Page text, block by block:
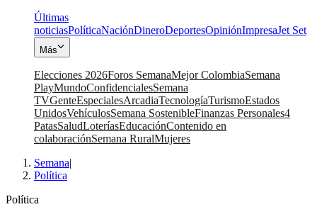
Últimas
noticiasPolíticaNaciónDineroDeportesOpiniónImpresaJet Set
Más
Elecciones 2026Foros SemanaMejor ColombiaSemana
PlayMundoConfidencialesSemana
TVGenteEspecialesArcadiaTecnologíaTurismoEstados
UnidosVehículosSemana SostenibleFinanzas Personales4
PatasSaludLoteríasEducaciónContenido en
colaboraciónSemana RuralMujeres
Semana|
Política
Política